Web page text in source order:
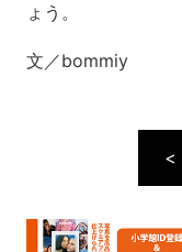
ょう。
文／bommiy
<